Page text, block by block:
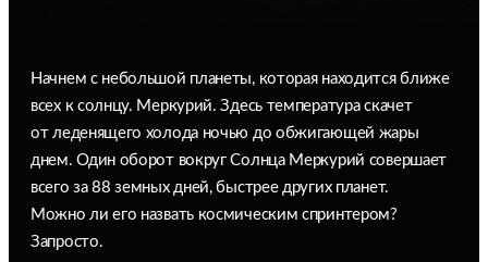
Начнем с небольшой планеты, которая находится ближе
всех к солнцу. Меркурий. Здесь температура скачет
от леденящего холода ночью до обжигающей жары
днем. Один оборот вокруг Солнца Меркурий совершает
всего за 88 земных дней, быстрее других планет.
Можно ли его назвать космическим спринтером?
Запросто.